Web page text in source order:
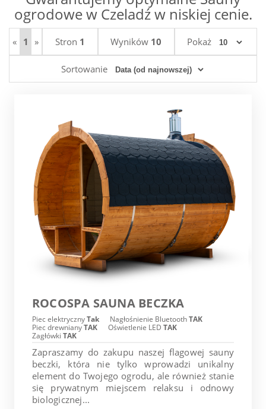
ogrodowe w Czeladź w niskiej cenie.
« 1 » Stron 1 Wyników 10 Pokaż
Sortowanie
ROCOSPA SAUNA BECZKA
Piec elektrycznyTak Nagłośnienie BluetoothTAK
Piec drewnianyTAK Oświetlenie LED TAK
Zagłówki TAK
Zapraszamy do zakupu naszej flagowej sauny
beczki, która nie tylko wprowadzi unikalny
element do Twojego ogrodu, ale również stanie
się prywatnym miejscem relaksu i odnowy
biologicznej...